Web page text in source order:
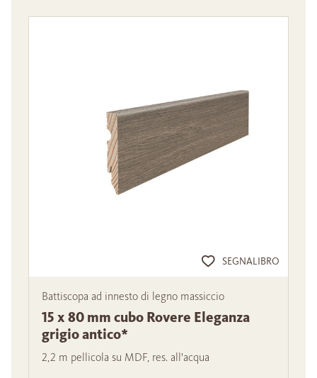
SEGNALIBRO
Battiscopa ad innesto di legno massiccio
15 x 80 mm cubo Rovere Eleganza
grigio antico*
2,2 m pellicola su MDF, res. all'acqua